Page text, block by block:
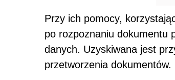
Przy ich pomocy,
po rozpoznaniu dokumentu
danych. Uzyskiwana jest
przetworzenia dokumentów.